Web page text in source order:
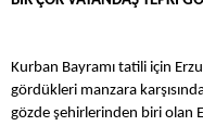
Kurban Bayramı tatili için
gördükleri manzara
gözde şehirlerinden biri olan